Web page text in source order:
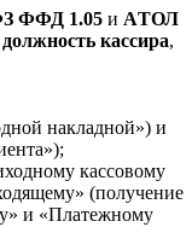
ФФД 1.05 и AТОЛ
должность кассира,
накладной») и
кассовому
(получение
и «Платежному